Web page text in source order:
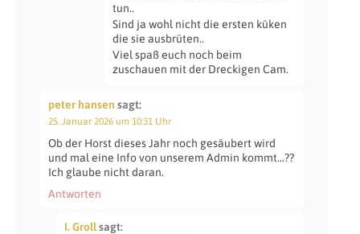
tun..
Sind ja wohl nicht die ersten küken
die sie ausbrüten..
Viel spaß euch noch beim
zuschauen mit der Dreckigen Cam.
peter hansen sagt:
25. Januar 2026 um 10:31 Uhr
Ob der Horst dieses Jahr noch gesäubert wird
und mal eine Info von unserem Admin kommt…??
Ich glaube nicht daran.
Antworten
I. Grollsagt: